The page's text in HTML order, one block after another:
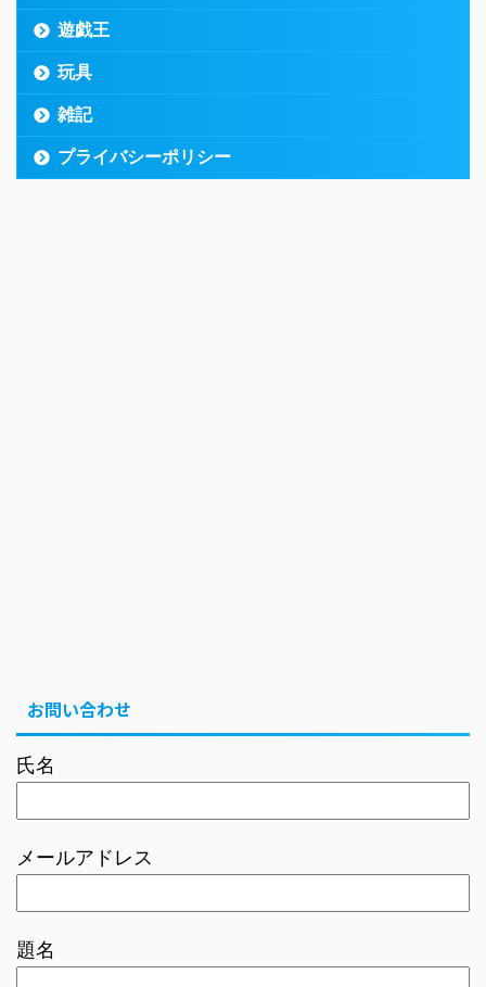
遊戯王
玩具
雑記
プライバシーポリシー
お問い合わせ
氏名
メールアドレス
題名